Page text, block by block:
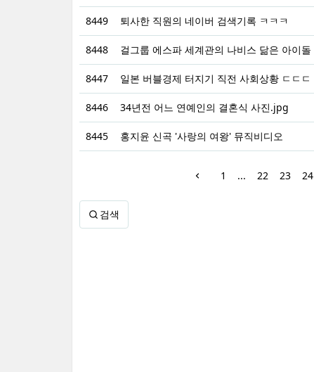
8449 퇴사한 직원의 네이버 검색기록 ㅋㅋㅋ
8448 걸그룹 에스파 세계관의 나비스 닮은 아이돌
8447 일본 버블경제 터지기 직전 사회상황 ㄷㄷㄷ
8446 34년전 어느 연예인의 결혼식 사진.jpg
8445 홍지윤 신곡 '사랑의 여왕' 뮤직비디오
1 ... 22 23 24
검색